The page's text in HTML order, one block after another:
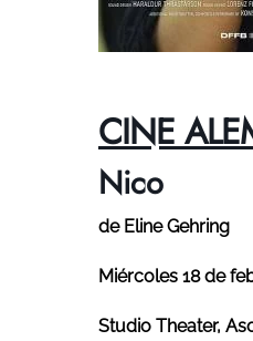
CINE
Nico
de Eline Gehring
Miércoles 18 de
Studio Theater,